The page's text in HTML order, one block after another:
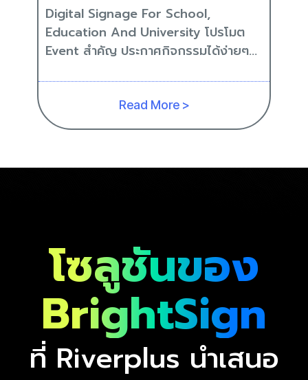
Digital Signage For School,
Education And University โปรโมต
Event สำคัญ ประกาศกิจกรรมได้ง่ายๆ...
Read More >
โซลูชันของ
BrightSign
ที่ Riverplus นำเสนอ